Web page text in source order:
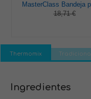
18,71 €
Thermomix Tradicional
Ingredientes